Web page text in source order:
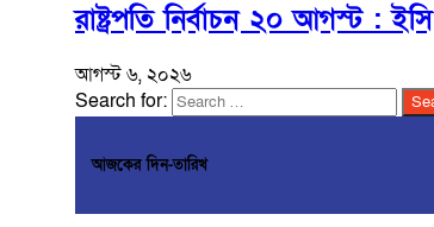
রাষ্ট্রপতি নির্বাচন ২০ আগস্ট : ইসি
আগস্ট ৬, ২০২৬
Search for:
আজকের দিন-তারিখ